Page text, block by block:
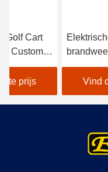
Elektrische
brandweerwagen 2
zitplaatsen CE
goedgekeurd met
Trojaanse batterij
Elektrische golfkarren
Vind de beste prijs